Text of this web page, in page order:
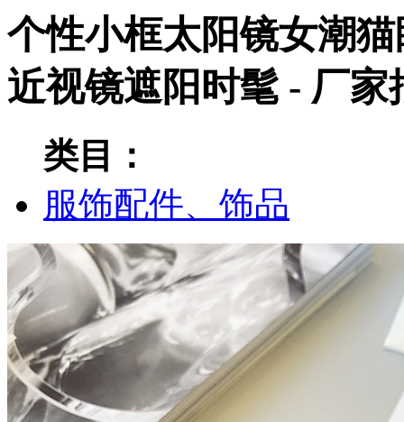
个性小框太阳镜女潮
近视镜遮阳时髦 - 厂家
类目：
服饰配件、饰品